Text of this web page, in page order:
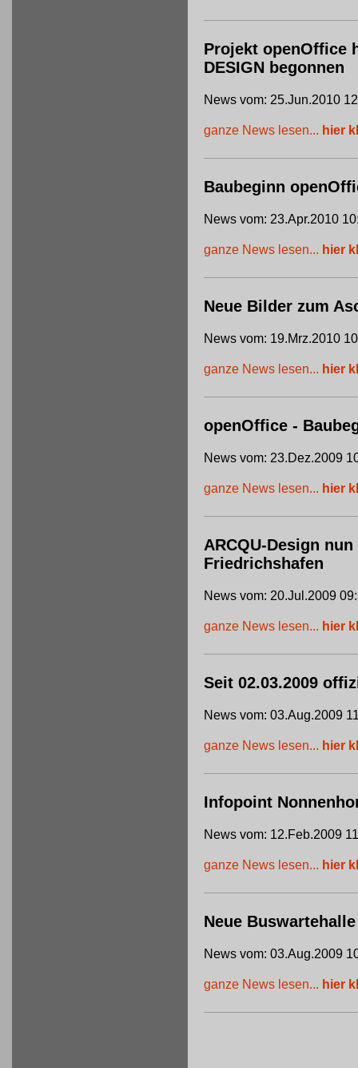
Projekt openOffice
DESIGN begonnen
News vom: 25.Jun.2010
ganze News lesen... hier
Baubeginn
News vom: 23.Apr.2010
ganze News lesen... hier
Neue Bilder zum
News vom: 19.Mrz.2010
ganze News lesen... hier
openOffice -
News vom: 23.Dez.2009
ganze News lesen... hier
ARCQU-Design
Friedrichshafen
News vom: 20.Jul.2009
ganze News lesen... hier
Seit 02.03.2009
News vom: 03.Aug.2009
ganze News lesen... hier
Infopoint
News vom: 12.Feb.2009
ganze News lesen... hier
Neue
News vom: 03.Aug.2009
ganze News lesen... hier